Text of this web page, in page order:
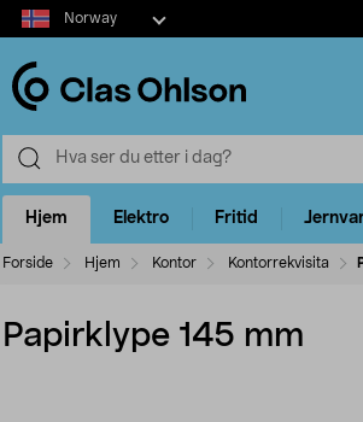
Select
market
Norway
Hjem Elektro Fritid
Forside Hjem Kontor Kontorrekvisita
Papirklype 145 mm